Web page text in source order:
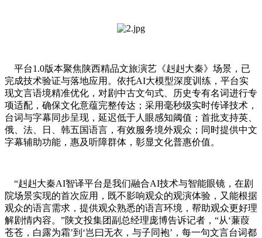
平台1.0版本聚焦陕西精品文旅演艺《赳赳大秦》场景，已
完成技术验证与落地应用。依托AI大模型深度训练，平台实
现文言语境精准优化，对剧中古文句式、历史专有名词进行专
项适配，确保文化意蕴完整传达；采用毫秒级实时传译技术，
台词与字幕同步呈现，延迟低于人眼感知阈值；首批支持英、
俄、法、日、韩五国语言，有效服务境外观众；同时提供中文
字幕辅助功能，惠及听障群体，彰显文化普惠价值。
“赳赳大秦AI智译平台是我们融合AI技术与智能眼镜，在剧
院场景实现的首次应用，既不影响观众的观演体验，又能根据
观众的语言需求，提供观众熟悉的语言环境，帮助观众更好理
解剧情内容。”陕文投集团副总经理庞博告诉记者，“从‘蒹葭
苍苍，白露为霜’到‘岂曰无衣，与子同袍’，每一句文言台词都